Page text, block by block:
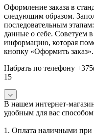
Оформление заказа в
следующим образом.
последовательным
данные о себе. Советуем
информацию, которая
кнопку «Оформить заказ».
Набрать по телефону
15
В нашем интернет-
удобным для вас
1. Оплата наличными при